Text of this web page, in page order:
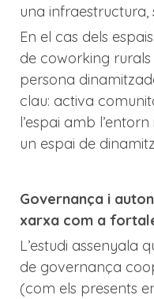
una infraestructura,
En el cas dels espais
de coworking
persona
clau: activa
l’espai amb
un espai de
Governança i
xarxa com a
L’estudi assenyala
de governança
(com els presents